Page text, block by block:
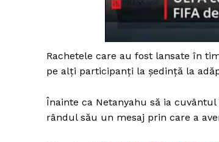
Rachetele care au fost lansate în
pe alţi participanţi la şedinţă la
Înainte ca Netanyahu să ia
rândul său un mesaj prin care a